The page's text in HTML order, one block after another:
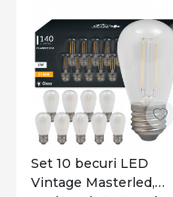
Set 10 becuri LED
Vintage Masterled,